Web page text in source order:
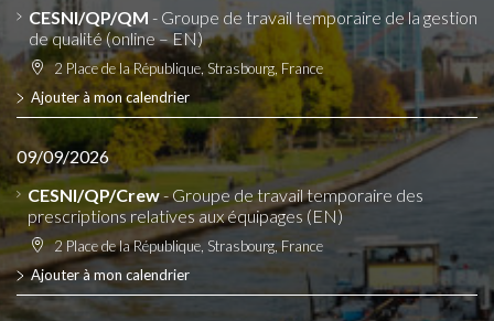
CESNI/QP/QM - Groupe de travail temporaire de la gestion
de qualité (online – EN)
2 Place de la République, Strasbourg, France
Ajouter à mon calendrier
09/09/2026
CESNI/QP/Crew- Groupe de travail temporaire des
prescriptions relatives aux équipages (EN)
2 Place de la République, Strasbourg, France
Ajouter à mon calendrier